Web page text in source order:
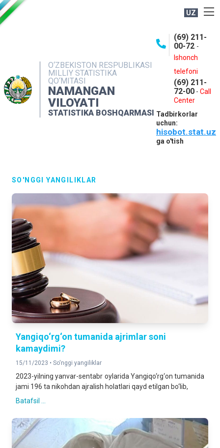
UZ
O‘ZBEKISTON RESPUBLIKASI
MILLIY STATISTIKA
QO‘MITASI
NAMANGAN
VILOYATI
STATISTIKA BOSHQARMASI
(69) 211-
00-72 -
Ishonch
telefoni
(69) 211-
72-00 - Call
Center
Tadbirkorlar
uchun:
hisobot.stat.uz
ga o'tish
NASHRLAR
INTERAKTIV XIZMATLAR
MATBUOT XIZMATI
MUROJAATLAR
SO'NGGI YANGILIKLAR
Yangiqo‘rg‘on tumanida ajrimlar soni
kamaydimi?
15/11/2023 • So'nggi yangiliklar
2023-yilning yanvar-sentabr oylarida Yangiqo‘rg‘on tumanida
jami 196 ta nikohdan ajralish holatlari qayd etilgan bo‘lib,
Batafsil ...